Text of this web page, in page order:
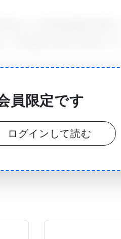
ュの中の小さな塊として成長
ターMRCのDavid Hay博士
、これが初めてだ。 長い間
が、人にこの技術を応用す
。
員限定です
ログインして読む